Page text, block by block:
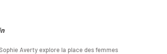
Averty explore la place des femmes